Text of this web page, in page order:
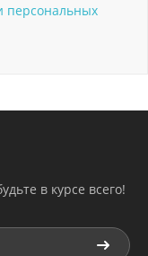
персональных
в курсе всего!